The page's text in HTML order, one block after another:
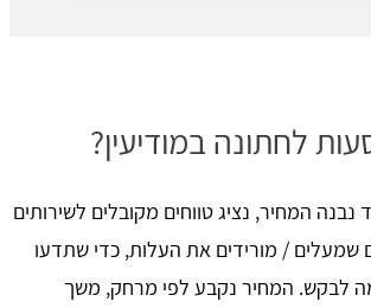
לחתונה במודיעין?
נבנה המחיר, נציג טווחים מקובלים לשירותים
שמעלים / מורידים את העלות, כדי שתדעו
לבקש. המחיר נקבע לפי מרחק, משך